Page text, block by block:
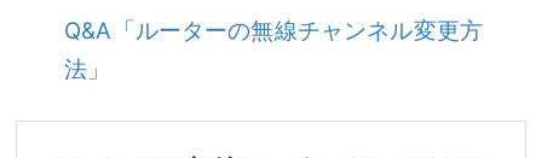
Q&A「ルーターの無線チャンネル変更方
法」